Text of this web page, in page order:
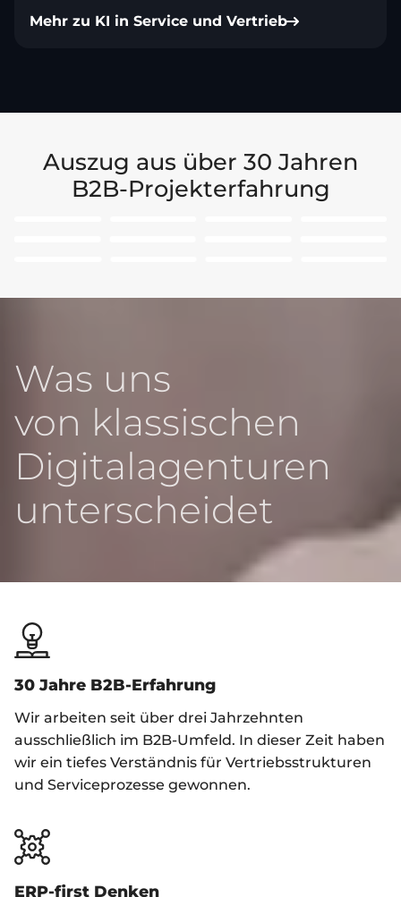
Mehr zu KI in Service und Vertrieb
Auszug aus über 30 Jahren
B2B-Projekterfahrung
Was uns
von klassischen
Digitalagenturen
unterscheidet
30 Jahre B2B-Erfahrung
Wir arbeiten seit über drei Jahrzehnten
ausschließlich im B2B-Umfeld. In dieser Zeit haben
wir ein tiefes Verständnis für Vertriebsstrukturen
und Serviceprozesse gewonnen.
ERP-first Denken